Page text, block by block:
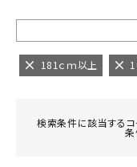
181ｃｍ以上
検索条件に該当するコ
条